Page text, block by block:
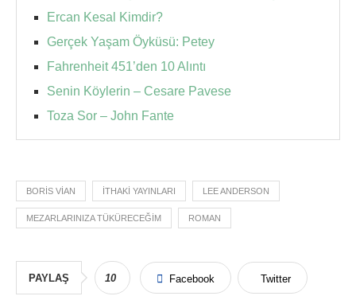
Ercan Kesal Kimdir?
Gerçek Yaşam Öyküsü: Petey
Fahrenheit 451’den 10 Alıntı
Senin Köylerin – Cesare Pavese
Toza Sor – John Fante
BORIS VIAN ITHAKI YAYINLARI LEE ANDERSON
MEZARLARINIZA TÜKÜRECEĞIM ROMAN
PAYLAŞ 10 Facebook Twitter